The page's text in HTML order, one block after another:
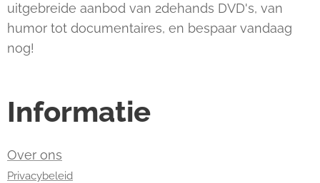
uitgebreide aanbod van 2dehands DVD's, van
humor tot documentaires, en bespaar vandaag
nog!
Informatie
Over ons
Privacybeleid